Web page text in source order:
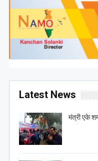
Latest News
मंत्री एके